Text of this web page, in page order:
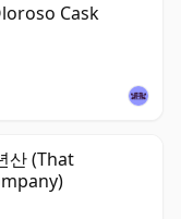
Cask
산 (That